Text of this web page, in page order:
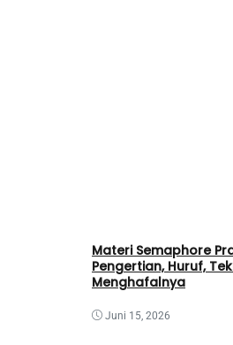
Materi Semaphore
Pengertian, Huruf,
Menghafalnya
Juni 15, 2026